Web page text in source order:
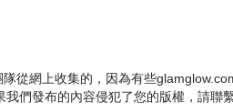
從網上收集的，因為有些
們發布的內容侵犯了您的版權，請聯